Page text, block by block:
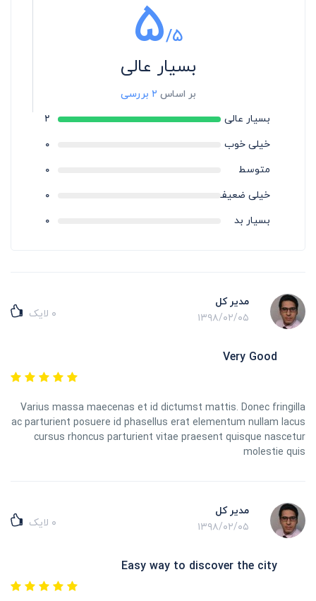
۵/۵
بسیار عالی
بر اساس ۲ بررسی
بسیار عالی
۲
خیلی خوب ۰
متوسط ۰
خیلی ضعیف ۰
بسیار بد ۰
مدیر کل
۱۳۹۸/۰۲/۰۵
۰ لایک
Very Good
Varius massa maecenas et id dictumst mattis. Donec fringilla
ac parturient posuere id phasellus erat elementum nullam lacus
cursus rhoncus parturient vitae praesent quisque nascetur
molestie quis
مدیر کل
۱۳۹۸/۰۲/۰۵
۰ لایک
Easy way to discover the city